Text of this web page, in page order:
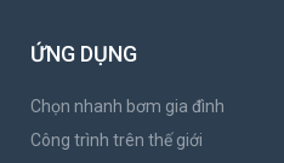
ỨNG DỤNG
Chọn nhanh bơm gia đình
Công trình trên thế giới